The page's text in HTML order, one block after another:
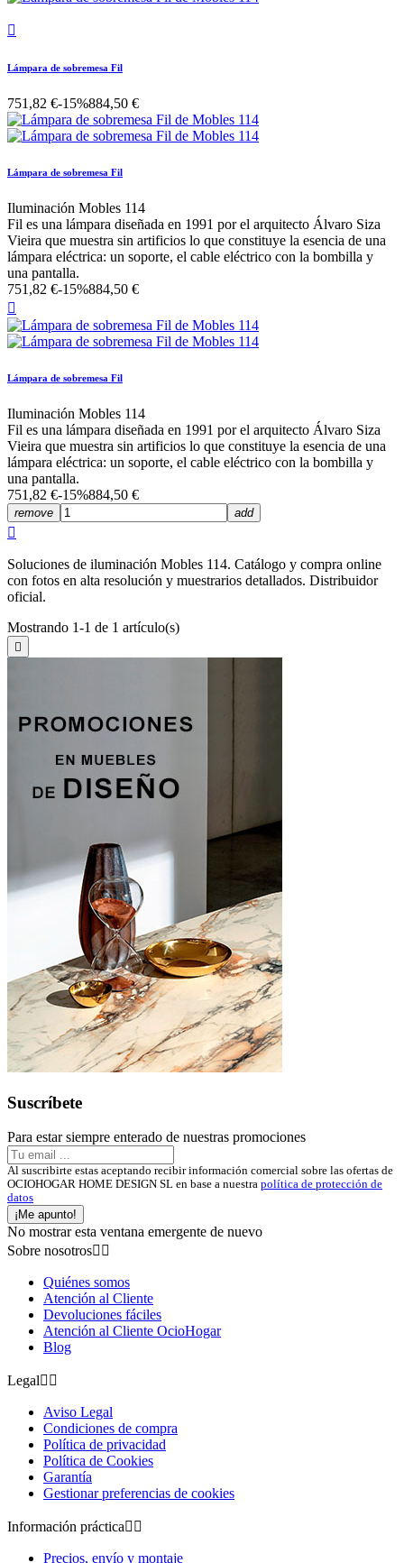

Lámpara de sobremesa Fil
751,82 €-15%884,50 €
Lámpara de sobremesa Fil
Iluminación Mobles 114
Fil es una lámpara diseñada en 1991 por el arquitecto Álvaro Siza
Vieira que muestra sin artificios lo que constituye la esencia de una
lámpara eléctrica: un soporte, el cable eléctrico con la bombilla y
una pantalla.
751,82 €-15%884,50 €

Lámpara de sobremesa Fil
Iluminación Mobles 114
Fil es una lámpara diseñada en 1991 por el arquitecto Álvaro Siza
Vieira que muestra sin artificios lo que constituye la esencia de una
lámpara eléctrica: un soporte, el cable eléctrico con la bombilla y
una pantalla.
751,82 €-15%884,50 €
remove add

Soluciones de iluminación Mobles 114. Catálogo y compra online
con fotos en alta resolución y muestrarios detallados. Distribuidor
oficial.
Mostrando 1-1 de 1 artículo(s)

Suscríbete
Para estar siempre enterado de nuestras promociones
Al suscribirte estas aceptando recibir información comercial sobre las ofertas de
OCIOHOGAR HOME DESIGN SL en base a nuestra política de protección de
datos
¡Me apunto!
No mostrar esta ventana emergente de nuevo
Sobre nosotros 
Quiénes somos
Atención al Cliente
Devoluciones fáciles
Atención al Cliente OcioHogar
Blog
Legal 
Aviso Legal
Condiciones de compra
Política de privacidad
Política de Cookies
Garantía
Gestionar preferencias de cookies
Información práctica 
Precios, envío y montaje